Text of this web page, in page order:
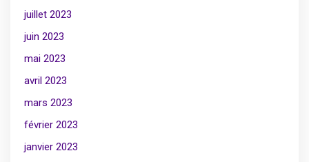
juillet 2023
juin 2023
mai 2023
avril 2023
mars 2023
février 2023
janvier 2023